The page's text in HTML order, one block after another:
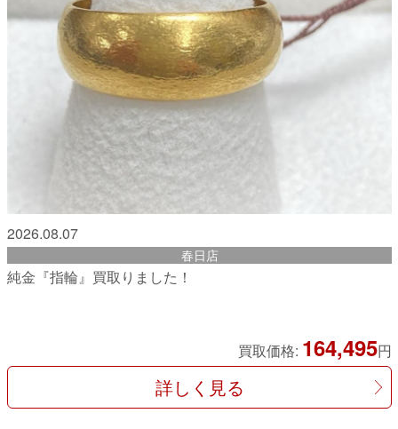
2026.08.07
春日店
純金『指輪』買取りました！
買取価格: 164,495円
詳しく見る